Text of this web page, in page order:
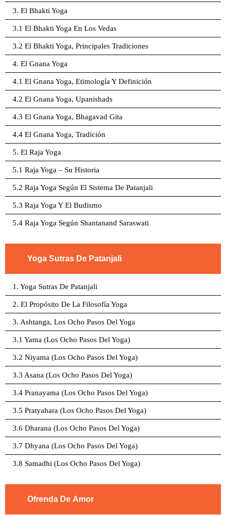
3. El Bhakti Yoga
3.1 El Bhakti Yoga En Los Vedas
3.2 El Bhakti Yoga, Principales Tradiciones
4. El Gnana Yoga
4.1 El Gnana Yoga, Etimología Y Definición
4.2 El Gnana Yoga, Upanishads
4.3 El Gnana Yoga, Bhagavad Gita
4.4 El Gnana Yoga, Tradición
5. El Raja Yoga
5.1 Raja Yoga – Su Historia
5.2 Raja Yoga Según El Sistema De Patanjali
5.3 Raja Yoga Y El Budismo
5.4 Raja Yoga Según Shantanand Saraswati
Yoga Sutras De Patanjali
1. Yoga Sutras De Patanjali
2. El Propósito De La Filosofía Yoga
3. Ashtanga, Los Ocho Pasos Del Yoga
3.1 Yama (Los Ocho Pasos Del Yoga)
3.2 Niyama (Los Ocho Pasos Del Yoga)
3.3 Asana (Los Ocho Pasos Del Yoga)
3.4 Pranayama (Los Ocho Pasos Del Yoga)
3.5 Pratyahara (Los Ocho Pasos Del Yoga)
3.6 Dharana (Los Ocho Pasos Del Yoga)
3.7 Dhyana (Los Ocho Pasos Del Yoga)
3.8 Samadhi (Los Ocho Pasos Del Yoga)
Ofrenda De Amor